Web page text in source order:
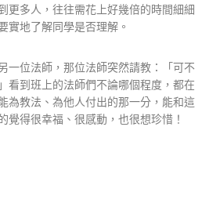
更多人，往往需花上好幾倍的時間細細
實地了解同學是否理解。
一位法師，那位法師突然請教：「可不
看到班上的法師們不論哪個程度，都在
為教法、為他人付出的那一分，能和這
覺得很幸福、很感動，也很想珍惜！